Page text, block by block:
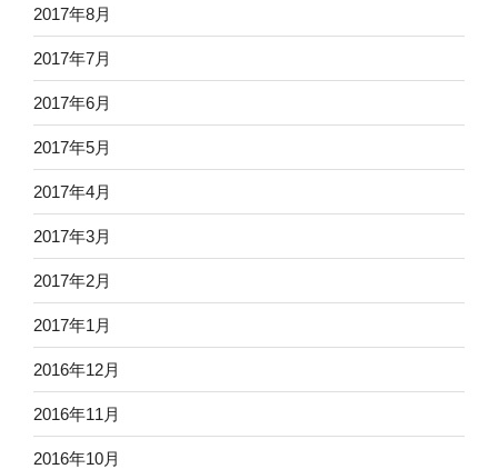
2017年8月
2017年7月
2017年6月
2017年5月
2017年4月
2017年3月
2017年2月
2017年1月
2016年12月
2016年11月
2016年10月